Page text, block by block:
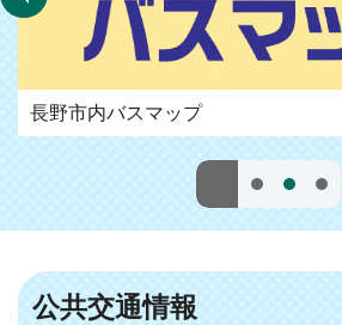
長野市内バスマップ
公共交通情報